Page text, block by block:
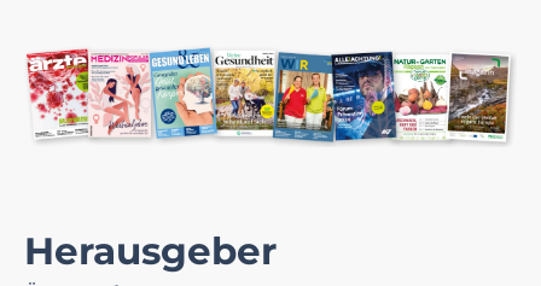
Herausgeber